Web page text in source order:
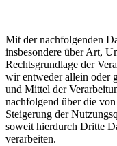
Mit der nachfolgenden
insbesondere über Art,
Rechtsgrundlage der
wir entweder allein oder
und Mittel der
nachfolgend über die
Steigerung der
soweit hierdurch Dritte
verarbeiten.